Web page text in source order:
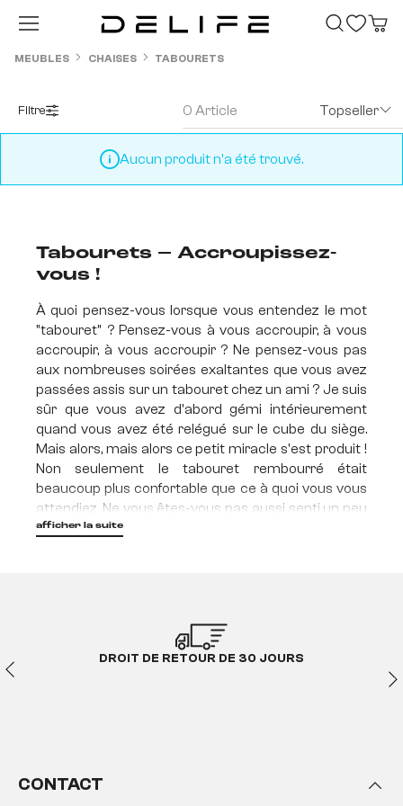
Passer au contenu principal
MEUBLES CHAISES TABOURETS
Filtre 0 Article Topseller
Aucun produit n'a été trouvé.
Tabourets – Accroupissez-
vous !
À quoi pensez-vous lorsque vous entendez le mot
"tabouret" ? Pensez-vous à vous accroupir, à vous
accroupir, à vous accroupir ? Ne pensez-vous pas
aux nombreuses soirées exaltantes que vous avez
passées assis sur un tabouret chez un ami ? Je suis
sûr que vous avez d'abord gémi intérieurement
quand vous avez été relégué sur le cube du siège.
Mais alors, mais alors ce petit miracle s'est produit !
Non seulement le tabouret rembourré était
beaucoup plus confortable que ce à quoi vous vous
attendiez. Ne vous êtes-vous pas aussi senti un peu
plus heureux que lors de beaucoup d'autres nuits ?
Tabouret d'assise & pouf
confortables, que ce soit pour recevoir des visiteurs
et passer du temps de qualité ensemble dans une
afficher la suite
DROIT DE RETOUR DE 30 JOURS
CONTACT